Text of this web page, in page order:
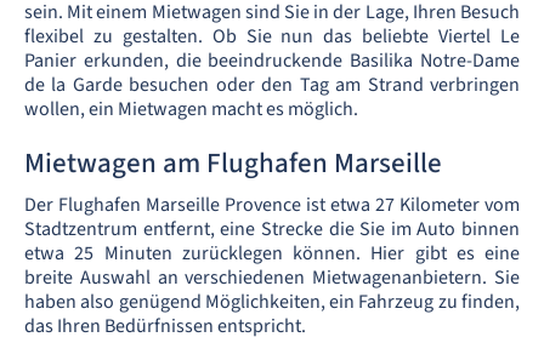
sein. Mit einem Mietwagen sind Sie in der Lage, Ihren Besuch
flexibel zu gestalten. Ob Sie nun das beliebte Viertel Le
Panier erkunden, die beeindruckende Basilika Notre-Dame
de la Garde besuchen oder den Tag am Strand verbringen
wollen, ein Mietwagen macht es möglich.
Mietwagen am Flughafen Marseille
Der Flughafen Marseille Provence ist etwa 27 Kilometer vom
Stadtzentrum entfernt, eine Strecke die Sie im Auto binnen
etwa 25 Minuten zurücklegen können. Hier gibt es eine
breite Auswahl an verschiedenen Mietwagenanbietern. Sie
haben also genügend Möglichkeiten, ein Fahrzeug zu finden,
das Ihren Bedürfnissen entspricht.